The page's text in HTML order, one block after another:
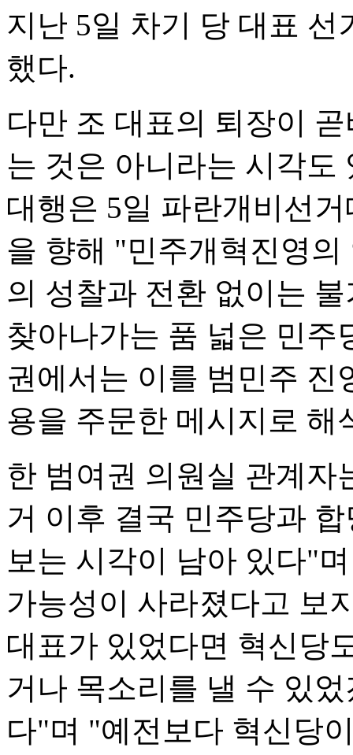
지난 5일 차기 당 대표
했다.
다만 조 대표의 퇴장이
는 것은 아니라는 시각도
대행은 5일 파란개비선
을 향해 "민주개혁진영
의 성찰과 전환 없이는
찾아나가는 품 넓은 민
권에서는 이를 범민주 진
용을 주문한 메시지로 해
한 범여권 의원실 관계
거 이후 결국 민주당과
보는 시각이 남아 있다"
가능성이 사라졌다고 보
대표가 있었다면 혁신당
거나 목소리를 낼 수 있
다"며 "예전보다 혁신당